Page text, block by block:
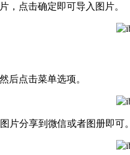
，点击确定即可导入图片。
后点击菜单选项。
片分享到微信或者图册即可。